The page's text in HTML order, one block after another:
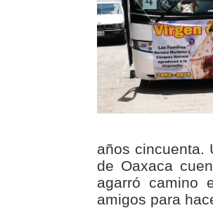
años cincuenta.
de Oaxaca
agarró camino
amigos para